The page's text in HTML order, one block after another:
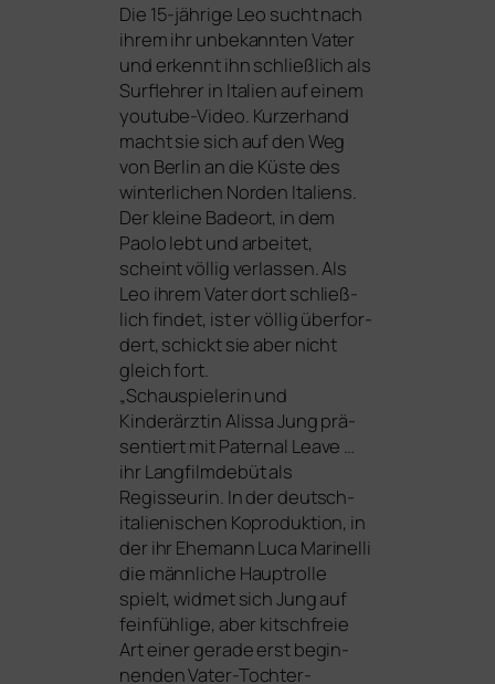
Die 15-jäh­ri­ge Leo sucht nach
ihrem ihr unbe­kann­ten Vater
und erkennt ihn schließ­lich als
Surflehrer in Italien auf einem
you­tube-Video. Kurzerhand
macht sie sich auf den Weg
von Berlin an die Küste des
win­ter­li­chen Norden Italiens.
Der klei­ne Badeort, in dem
Paolo lebt und arbei­tet,
scheint völ­lig ver­las­sen. Als
Leo ihrem Vater dort schließ­
lich fin­det, ist er völ­lig über­for­
dert, schickt sie aber nicht
gleich fort.
„Schauspielerin und
Kinderärztin Alissa Jung prä­
sen­tiert mitPaternal Leave …
ihr Langfilmdebüt als
Regisseurin. In der deutsch-
ita­lie­ni­schen Koproduktion, in
der ihr Ehemann Luca Marinelli
die männ­li­che Hauptrolle
spielt, wid­met sich Jung auf
fein­füh­li­ge, aber kitsch­freie
Art einer gera­de erst begin­
nen­den Vater-Tochter-